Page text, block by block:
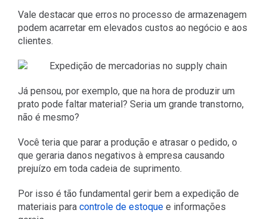
Vale destacar que erros no processo de armazenagem
podem acarretar em elevados custos ao negócio e aos
clientes.
Já pensou, por exemplo, que na hora de produzir um
prato pode faltar material? Seria um grande transtorno,
não é mesmo?
Você teria que parar a produção e atrasar o pedido, o
que geraria danos negativos à empresa causando
prejuízo em toda cadeia de suprimento.
Por isso é tão fundamental gerir bem a expedição de
materiais para controle de estoquee informações